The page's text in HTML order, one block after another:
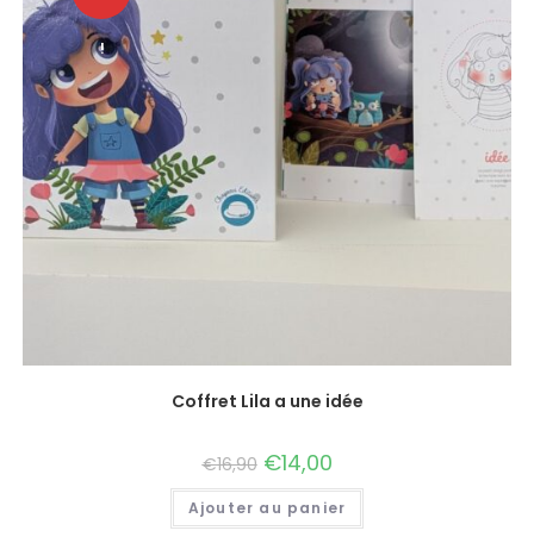
!
Coffret Lila a une idée
€16,90 €14,00
Ajouter au panier